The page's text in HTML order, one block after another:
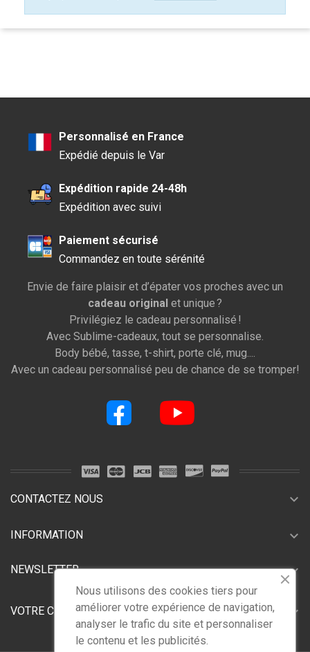
Personnalisé en France
Expédié depuis le Var
Expédition rapide 24-48h
Expédition avec suivi
Paiement sécurisé
Commandez en toute sérénité
Envie de faire plaisir et d’épater vos proches avec un
cadeau original et unique ?
Privilégiez le cadeau personnalisé !
Avec Sublime-cadeaux, tout se personnalise.
Body bébé, tasse, t-shirt, porte clé, mug....
Avec un cadeau personnalisé peu de chance de se tromper!
CONTACTEZ NOUS expand_more
INFORMATION expand_more
NEWSLETTER expand_more
VOTRE COMPTE expand_more
Nous utilisons des cookies tiers pour
améliorer votre expérience de navigation,
analyser le trafic du site et personnaliser
le contenu et les publicités.